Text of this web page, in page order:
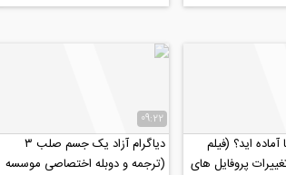
اید؟ (فیلم
پروفایل های
09:22
دیاگرام آزاد یک جسم صلب ۳
(ترجمه و دوبله اختصاصی موسسه